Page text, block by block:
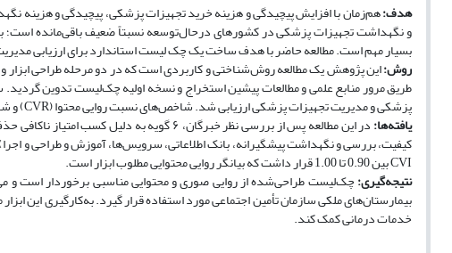
هدف:هم‌زمان با افزایش پیچیدگی و هزینه خرید تجهیزات پزشکی، پیچیدگی و هزینه
و نگهداشت تجهیزات پزشکی در کشورهای درحال‌توسعه نسبتاً ضعیف باقی‌مانده است؛
بسیار مهم است. مطالعه حاضر با هدف ساخت یک چک لیست استاندارد برای ارزیابی
روش:این پژوهش یک مطالعه روش‌شناختی و کاربردی است که در دو مرحله طراحی ابزار
پزشکی و مدیریت تجهیزات پزشکی ارزیابی شد. شاخص‌های نسبت روایی محتوا (CVR) و شاخص روایی محتوا (CVI) برای سنجش اعتبار ابزار محاسبه شدند.
یافته‌ها:
CVI بین 0.90 تا 1.00 قرار داشت که بیانگر روایی محتوایی مطلوب ابزار است.
نتیجه‌گیری:‌چک‌لیست طراحی‌شده از روایی صوری و محتوایی مناسبی برخوردار است و
بیمارستان‌های ملکی سازمان تأمین اجتماعی مورد استفاده قرار گیرد. به‌کارگیری این
خدمات درمانی کمک کند.